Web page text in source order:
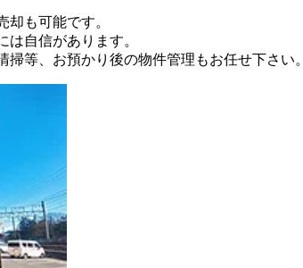
も可能です。
自信があります。
等、お預かり後の物件管理もお任せ下さい。